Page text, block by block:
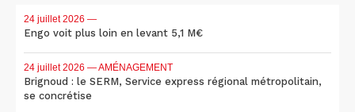
24 juillet 2026 —
Engo voit plus loin en levant 5,1 M€
24 juillet 2026 — AMÉNAGEMENT
Brignoud : le SERM, Service express régional métropolitain,
se concrétise